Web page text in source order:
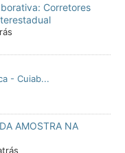
Corretores
- Cuiab...
AMOSTRA NA